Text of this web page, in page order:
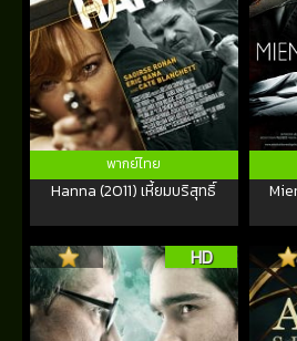
พากย์ไทย
Hanna (2011) เหี้ยมบริสุทธิ์
HD